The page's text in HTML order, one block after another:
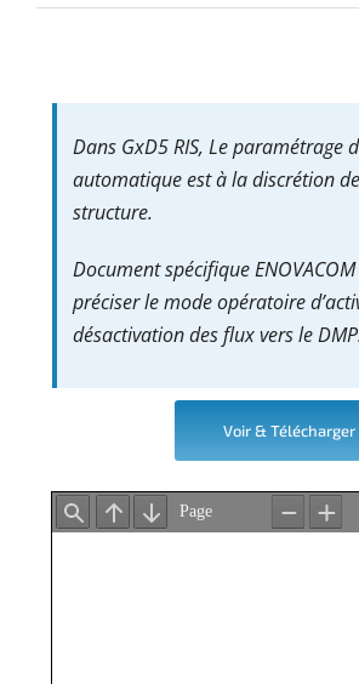
Dans GxD5 RIS, Le paramétrage
automatique est à la discrétion
structure.
Document spécifique
préciser le mode opératoire
désactivation des flux vers le
Voir & Télécharger